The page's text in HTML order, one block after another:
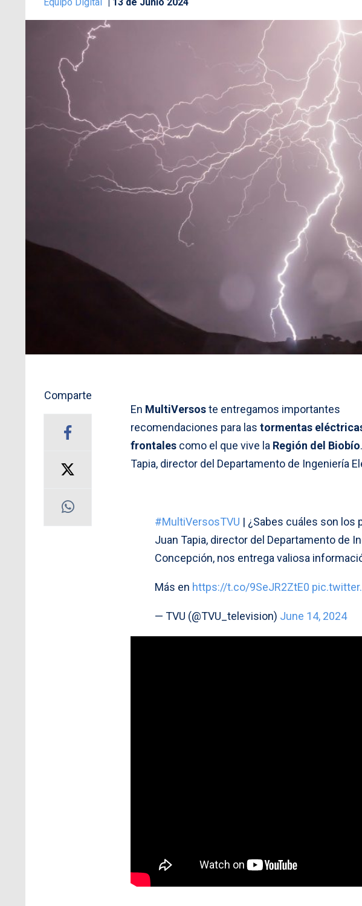
Comparte
En MultiVersoste entregamos importantes
recomendaciones para las tormentas
frontales como el que vive la Región del Biobío
Tapia, director del Departamento de Ingeniería
#MultiVersosTVU | ¿Sabes cuáles son los
Juan Tapia, director del Departamento de
Concepción, nos entrega valiosa
Más en https://t.co/9SeJR2ZtE0
— TVU (@TVU_television) June 14, 2024